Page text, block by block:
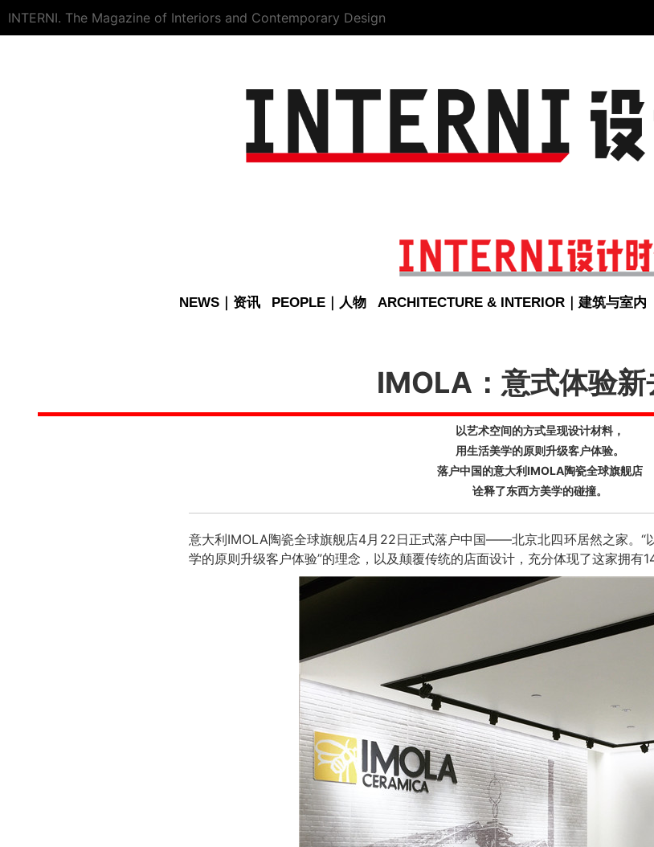
INTERNI. The Magazine of Interiors and Contemporary Design
NEWS｜资讯 PEOPLE｜人物 ARCHITECTURE & INTERIOR｜建筑与室内
IMOLA：意式体验新
以艺术空间的方式呈现设计材料，
用生活美学的原则升级客户体验。
落户中国的意大利IMOLA陶瓷全球旗舰店
诠释了东西方美学的碰撞。
意大利IMOLA陶瓷全球旗舰店4月22日正式落户中国——北京北四环居然之家。“
学的原则升级客户体验”的理念，以及颠覆传统的店面设计，充分体现了这家拥有